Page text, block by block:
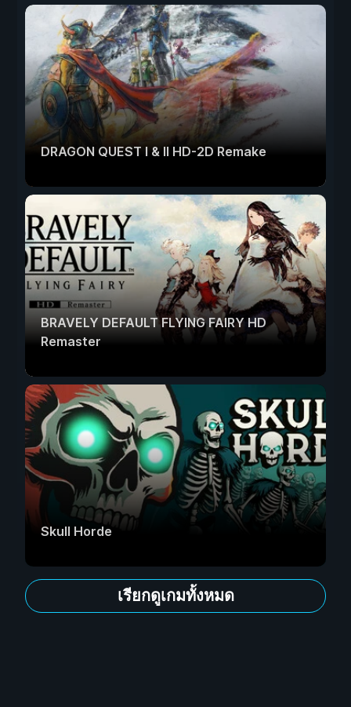
DRAGON QUEST I & II HD-2D Remake
BRAVELY DEFAULT FLYING FAIRY HD
Remaster
Skull Horde
เรียกดูเกมทั้งหมด